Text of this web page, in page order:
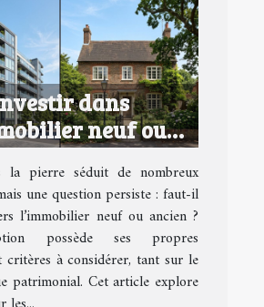
dans
neuf ou
: avantages et
la pierre séduit de nombreux
une question persiste : faut-il
l’immobilier neuf ou ancien ?
possède ses propres
critères à considérer, tant sur le
patrimonial. Cet article explore